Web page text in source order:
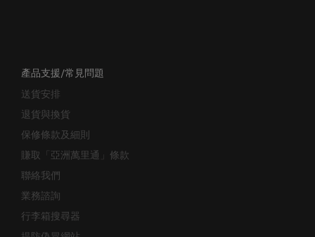
送貨安排
退貨與換貨
保修條款及細則
賺取「亞洲萬里通」條款
聯絡我們
業務諮詢
行李箱搜尋器
提防偽冒網站